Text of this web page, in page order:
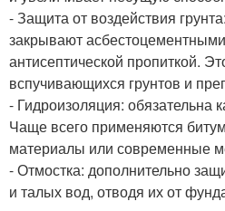
- Защита от воздействия
закрывают
антисептической пропиткой.
вспучивающихся грунтов и
- Гидроизоляция: обязательна
Чаще всего применяются
материалы или современные
- Отмостка: дополнительно
и талых вод, отводя их от